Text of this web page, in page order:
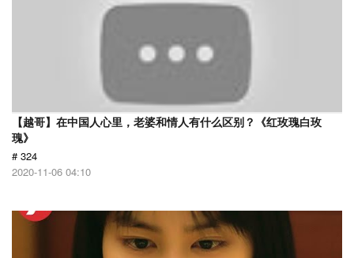
【越哥】在中国人心里，老婆和情人有什么区别？《红玫瑰白玫
瑰》
# 324
2020-11-06 04:10